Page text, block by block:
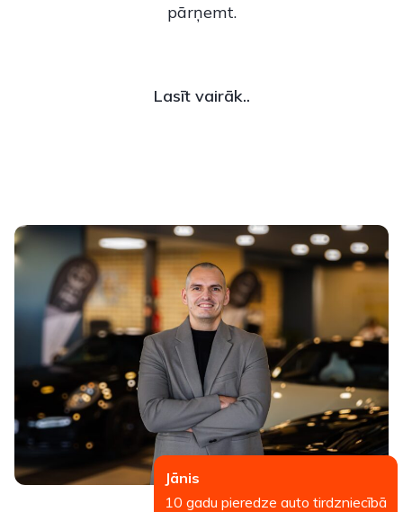
pārņemt.
Lasīt vairāk..
Jānis
10 gadu pieredze auto tirdzniecībā